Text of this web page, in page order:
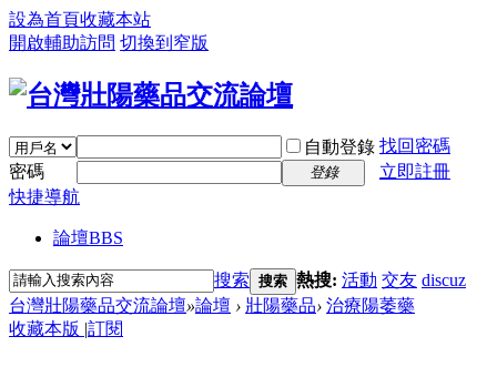
設為首頁收藏本站
開啟輔助訪問 切換到窄版
自動登錄 找回密碼
密碼
登錄
立即註冊
快捷導航
論壇BBS
搜索 搜索 熱搜: 活動 交友 discuz
台灣壯陽藥品交流論壇»論壇 › 壯陽藥品› 治療陽萎藥
收藏本版 |訂閱